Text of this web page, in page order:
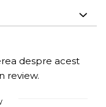
despre acest
review.